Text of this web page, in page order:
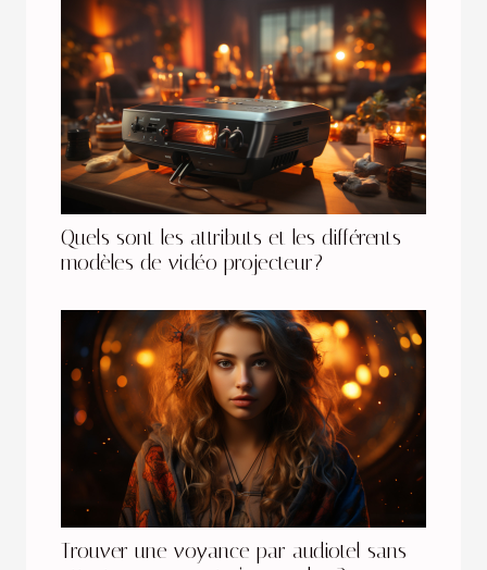
Quels sont les attributs et les différents
modèles de vidéo projecteur?
Trouver une voyance par audiotel sans